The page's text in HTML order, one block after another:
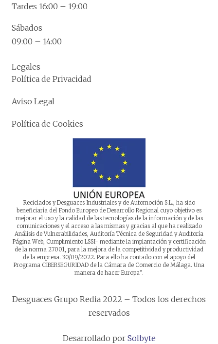
Tardes 16:00 – 19:00
Sábados
09:00 – 14:00
Legales
Política de Privacidad
Aviso Legal
Política de Cookies
Reciclados y Desguaces Industriales y de Automoción S.L., ha sido
beneficiaria del Fondo Europeo de Desarrollo Regional cuyo objetivo es
mejorar el uso y la calidad de las tecnologías de la información y de las
comunicaciones y el acceso a las mismas y gracias al que ha realizado
Análisis de Vulnerabilidades, Auditoría Técnica de Seguridad y Auditoría
Página Web, Cumplimiento LSSI- mediante la implantación y certificación
de la norma 27001, para la mejora de la competitividad y productividad
de la empresa. 30/09/2022. Para ello ha contado con el apoyo del
Programa CIBERSEGURIDAD de la Cámara de Comercio de Málaga. Una
manera de hacer Europa”.
Desguaces Grupo Redia 2022 – Todos los derechos
reservados
Desarrollado por Solbyte